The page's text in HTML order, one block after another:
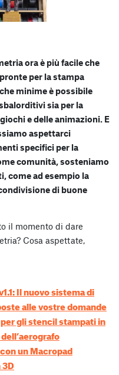
ora è più facile che
per la stampa
minime è possibile
sia per la
e delle animazioni. E
aspettarci
specifici per la
comunità, sosteniamo
come ad esempio la
di buone
il momento di dare
Cosa aspettate,
Il nuovo sistema di
alle vostre domande
gli stencil stampati in
un Macropad